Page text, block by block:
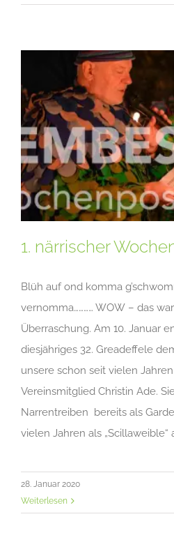
1. närrischer
Blüh auf ond komma
vernomma………… WOW – das
Überraschung. Am 10. Januar
diesjähriges 32. Greadeffele
unsere schon seit vielen
Vereinsmitglied Christin Ade.
Narrentreiben bereits als
vielen Jahren als
28. Januar 2020
Weiterlesen